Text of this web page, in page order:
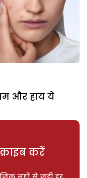
और हाय ये
करें